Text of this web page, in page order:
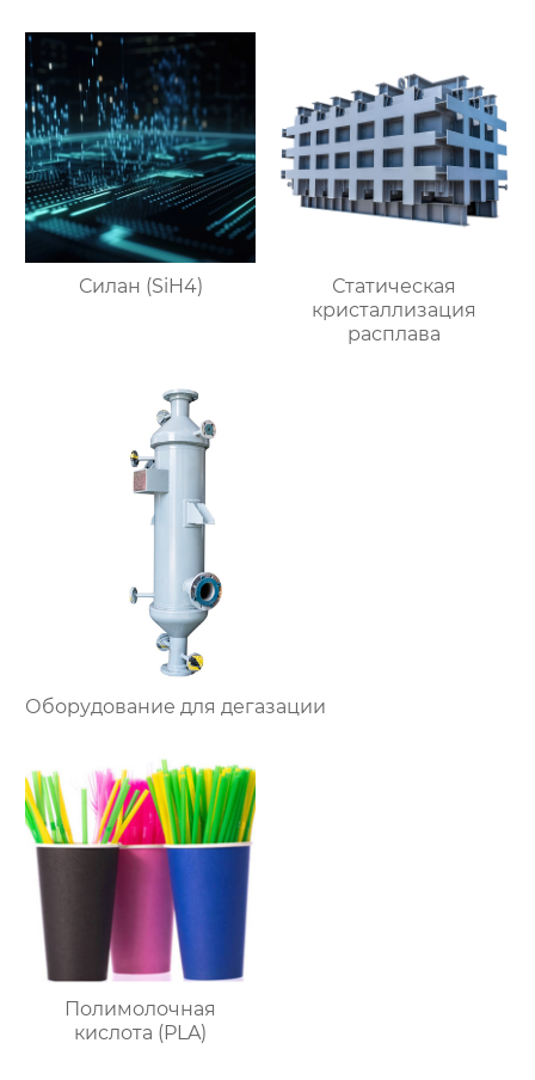
Силан (SiH4)
Статическая
кристаллизация
расплава
Оборудование для дегазации
Полимолочная
кислота (PLA)